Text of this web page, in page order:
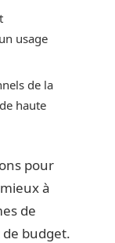
usage
de la
haute
pour
à
de
budget.